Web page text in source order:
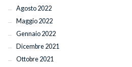
Agosto 2022
Maggio 2022
Gennaio 2022
Dicembre 2021
Ottobre 2021